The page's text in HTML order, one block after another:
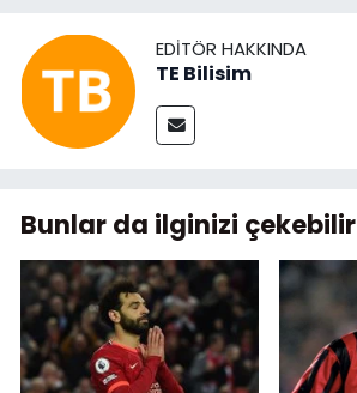
EDITÖR HAKKINDA
TE Bilisim
Bunlar da ilginizi çekebilir